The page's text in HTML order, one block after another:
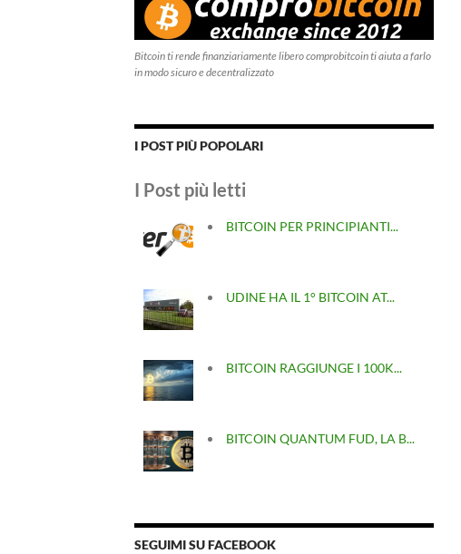
Bitcoin ti rende finanziariamente libero comprobitcoin ti aiuta a farlo
in modo sicuro e decentralizzato
I POST PIÙ POPOLARI
I Post più letti
BITCOIN PER PRINCIPIANTI...
UDINE HA IL 1° BITCOIN AT...
BITCOIN RAGGIUNGE I 100K...
BITCOIN QUANTUM FUD, LA B...
SEGUIMI SU FACEBOOK